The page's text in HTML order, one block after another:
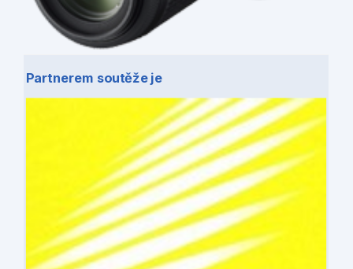
Partnerem soutěže je